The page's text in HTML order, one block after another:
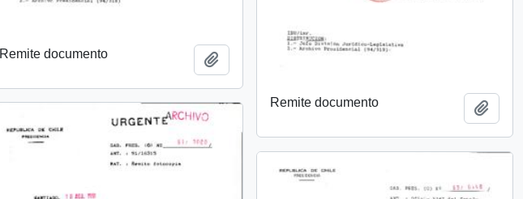
Remite documento Añadir al portapapeles
Remite documento